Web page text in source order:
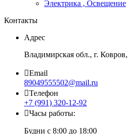
Электрика , Освещение
Контакты
Адрес
Владимирская обл., г.
Email
89049555502@mail.ru
Телефон
+7 (991) 320-12-92
Часы работы:
Будни с 8:00 до 18:00